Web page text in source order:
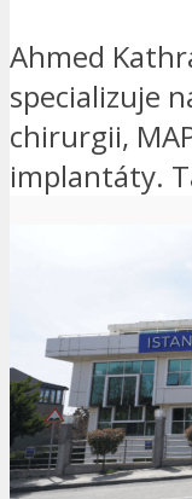
Ahmed
specializuje
chirurgii,
implantáty.